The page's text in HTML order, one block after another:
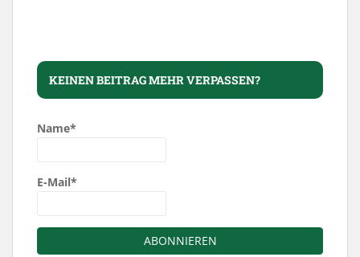
KEINEN BEITRAG MEHR VERPASSEN?
Name*
E-Mail*